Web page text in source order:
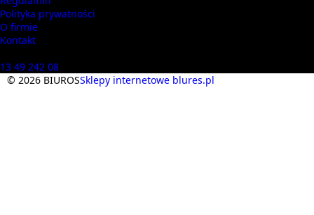
Polityka prywatności
O firmie
Kontakt
13 49 242 08
© 2026 BIUROSSklepy internetowe blures.pl